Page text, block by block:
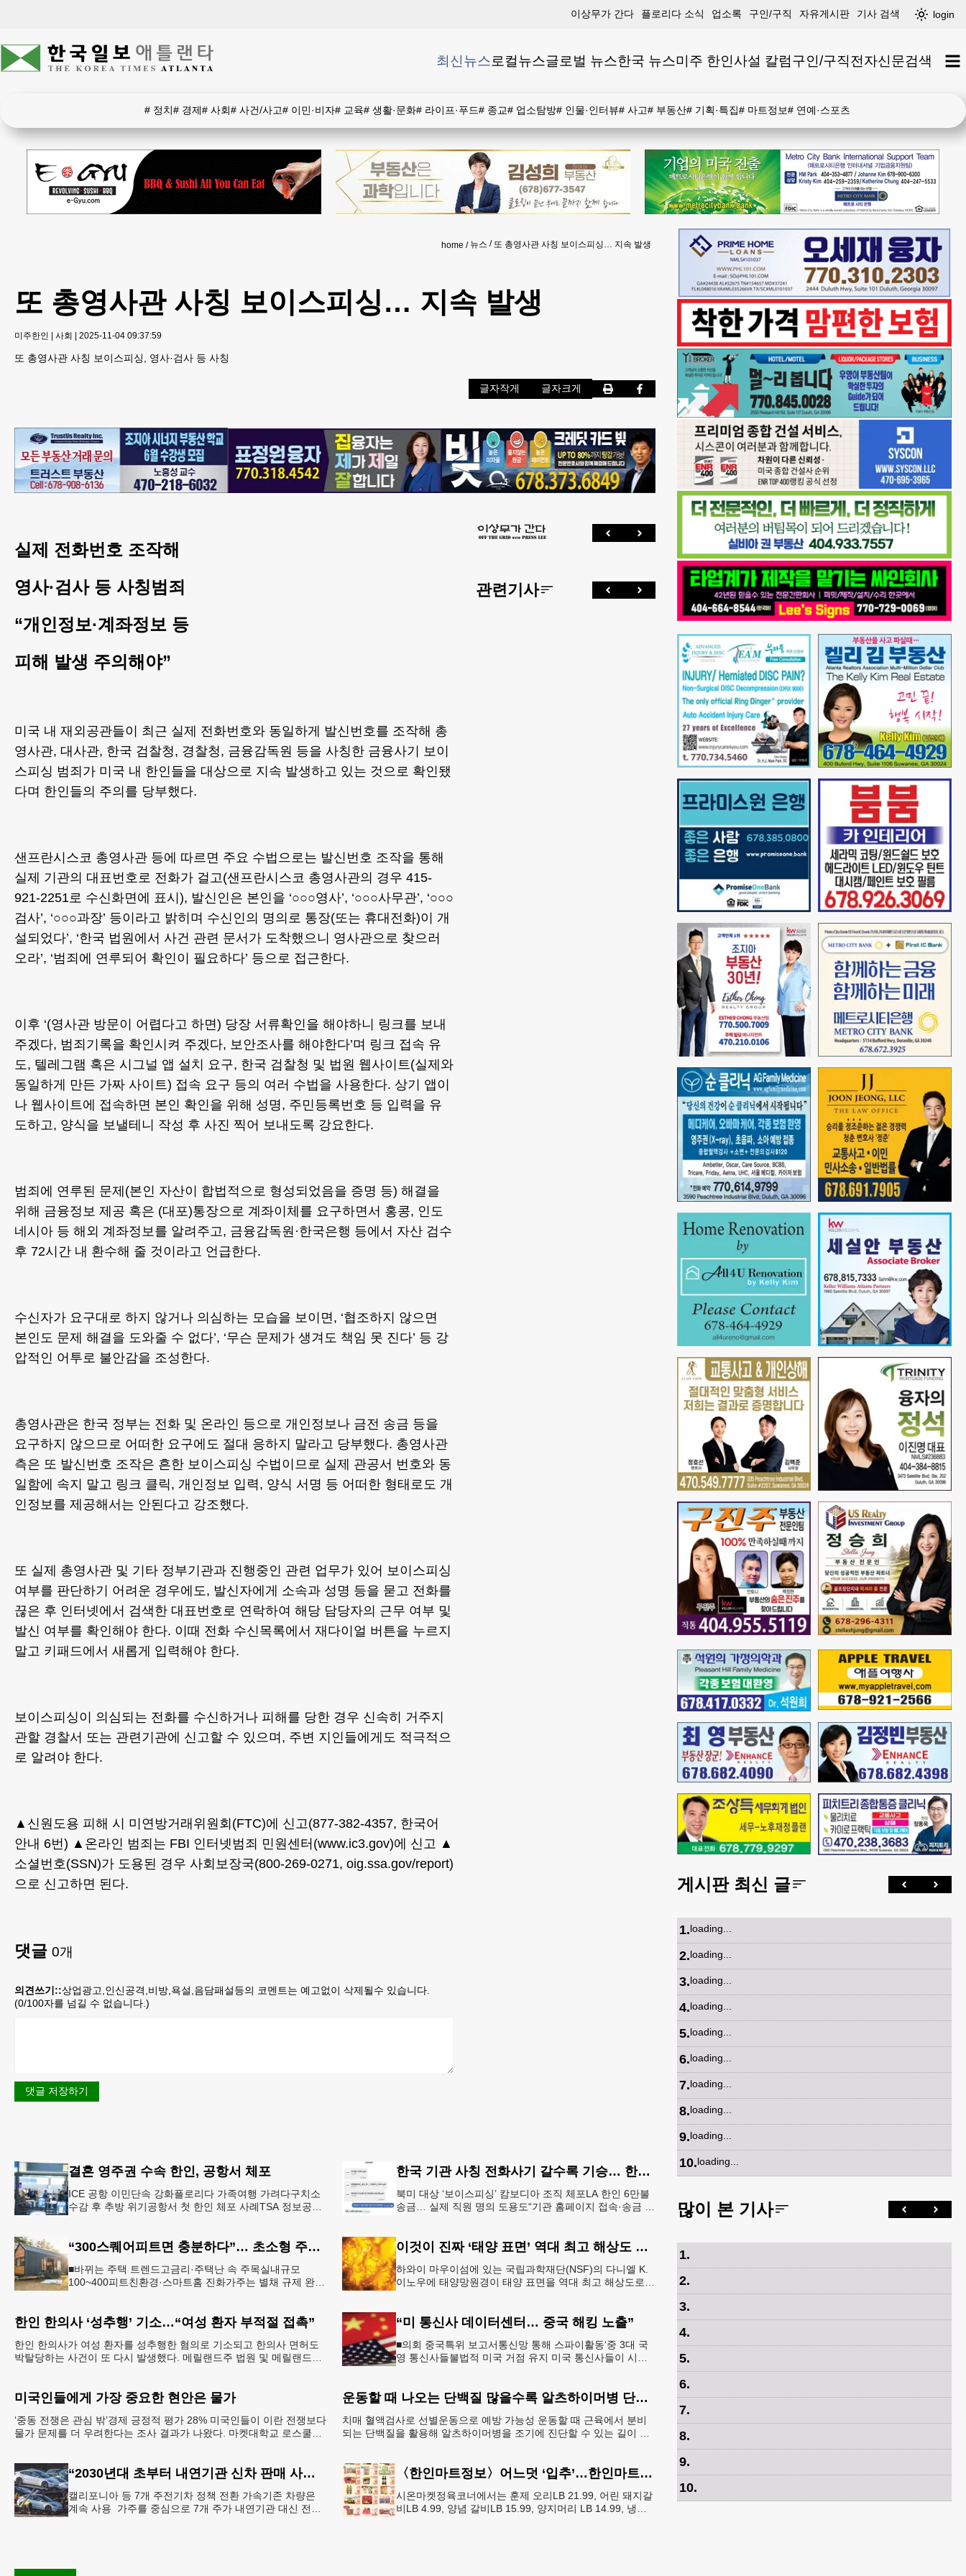
이상무가 간다 플로리다 소식 업소록 구인/구직 자유게시판 기사 검색 login
최신뉴스로컬뉴스글로벌 뉴스한국 뉴스미주 한인사설 칼럼구인/구직전자신문검색
# 정치# 경제# 사회# 사건/사고# 이민·비자# 교육# 생활·문화# 라이프·푸드# 종교# 업소탐방# 인물·인터뷰# 사고# 부동산# 기획·특집# 마트정보# 연예·스포츠
home 뉴스 또 총영사관 사칭 보이스피싱… 지속 발생
또 총영사관 사칭 보이스피싱… 지속 발생
미주한인 | 사회 | 2025-11-04 09:37:59
또 총영사관 사칭 보이스피싱, 영사·검사 등 사칭
글자작게 글자크게
실제 전화번호 조작해
영사·검사 등 사칭범죄
“개인정보·계좌정보 등
피해 발생 주의해야”
미국 내 재외공관들이 최근 실제 전화번호와 동일하게 발신번호를 조작해 총
영사관, 대사관, 한국 검찰청, 경찰청, 금융감독원 등을 사칭한 금융사기 보이
스피싱 범죄가 미국 내 한인들을 대상으로 지속 발생하고 있는 것으로 확인됐
다며 한인들의 주의를 당부했다.
샌프란시스코 총영사관 등에 따르면 주요 수법으로는 발신번호 조작을 통해
실제 기관의 대표번호로 전화가 걸고(샌프란시스코 총영사관의 경우 415-
921-2251로 수신화면에 표시), 발신인은 본인을 ‘○○○영사’, ‘○○○사무관’, ‘○○○
검사’, ‘○○○과장’ 등이라고 밝히며 수신인의 명의로 통장(또는 휴대전화)이 개
설되었다’, ‘한국 법원에서 사건 관련 문서가 도착했으니 영사관으로 찾으러
오라’, ‘범죄에 연루되어 확인이 필요하다’ 등으로 접근한다.
이후 ‘(영사관 방문이 어렵다고 하면) 당장 서류확인을 해야하니 링크를 보내
주겠다, 범죄기록을 확인시켜 주겠다, 보안조사를 해야한다’며 링크 접속 유
도, 텔레그램 혹은 시그널 앱 설치 요구, 한국 검찰청 및 법원 웹사이트(실제와
동일하게 만든 가짜 사이트) 접속 요구 등의 여러 수법을 사용한다. 상기 앱이
나 웹사이트에 접속하면 본인 확인을 위해 성명, 주민등록번호 등 입력을 유
도하고, 양식을 보낼테니 작성 후 사진 찍어 보내도록 강요한다.
범죄에 연루된 문제(본인 자산이 합법적으로 형성되었음을 증명 등) 해결을
위해 금융정보 제공 혹은 (대포)통장으로 계좌이체를 요구하면서 홍콩, 인도
네시아 등 해외 계좌정보를 알려주고, 금융감독원·한국은행 등에서 자산 검수
후 72시간 내 환수해 줄 것이라고 언급한다.
수신자가 요구대로 하지 않거나 의심하는 모습을 보이면, ‘협조하지 않으면
본인도 문제 해결을 도와줄 수 없다’, ‘무슨 문제가 생겨도 책임 못 진다’ 등 강
압적인 어투로 불안감을 조성한다.
총영사관은 한국 정부는 전화 및 온라인 등으로 개인정보나 금전 송금 등을
요구하지 않으므로 어떠한 요구에도 절대 응하지 말라고 당부했다. 총영사관
측은 또 발신번호 조작은 흔한 보이스피싱 수법이므로 실제 관공서 번호와 동
일함에 속지 말고 링크 클릭, 개인정보 입력, 양식 서명 등 어떠한 형태로도 개
인정보를 제공해서는 안된다고 강조했다.
또 실제 총영사관 및 기타 정부기관과 진행중인 관련 업무가 있어 보이스피싱
여부를 판단하기 어려운 경우에도, 발신자에게 소속과 성명 등을 묻고 전화를
끊은 후 인터넷에서 검색한 대표번호로 연락하여 해당 담당자의 근무 여부 및
발신 여부를 확인해야 한다. 이때 전화 수신목록에서 재다이얼 버튼을 누르지
말고 키패드에서 새롭게 입력해야 한다.
보이스피싱이 의심되는 전화를 수신하거나 피해를 당한 경우 신속히 거주지
관할 경찰서 또는 관련기관에 신고할 수 있으며, 주변 지인들에게도 적극적으
로 알려야 한다.
▲신원도용 피해 시 미연방거래위원회(FTC)에 신고(877-382-4357, 한국어
안내 6번) ▲온라인 범죄는 FBI 인터넷범죄 민원센터(www.ic3.gov)에 신고 ▲
소셜번호(SSN)가 도용된 경우 사회보장국(800-269-0271, oig.ssa.gov/report)
으로 신고하면 된다.
댓글 0개
의견쓰기::상업광고,인신공격,비방,욕설,음담패설등의 코멘트는 예고없이 삭제될수 있습니다.
(0/100자를 넘길 수 없습니다.)
댓글 저장하기
관련기사
결혼 영주권 수속 한인, 공항서 체포
ICE 공항 이민단속 강화플로리다 가족여행 가려다구치소
수감 후 추방 위기공항서 첫 한인 체포 사례TSA 정보공유
한국 기관 사칭 전화사기 갈수록 기승… 한인 123억 피해
북미 대상 ‘보이스피싱’ 캄보디아 조직 체포LA 한인 6만불
송금… 실제 직원 명의 도용도“기관 홈페이지 접속·송금 요
“300스퀘어피트면 충분하다”… 초소형 주택 열풍
■바뀌는 주택 트렌드고금리·주택난 속 주목실내규모
100~400피트친환경·스마트홈 진화가주는 별채 규제 완
이것이 진짜 ‘태양 표면’ 역대 최고 해상도 촬영
하와이 마우이섬에 있는 국립과학재단(NSF)의 다니엘 K.
이노우에 태양망원경이 태양 표면을 역대 최고 해상도로
한인 한의사 ‘성추행’ 기소…“여성 환자 부적절 접촉”
한인 한의사가 여성 환자를 성추행한 혐의로 기소되고 한의사 면허도
박탈당하는 사건이 또 다시 발생했다. 메릴랜드주 법원 및 메릴랜드주
“미 통신사 데이터센터… 중국 해킹 노출”
■의회 중국특위 보고서통신망 통해 스파이활동‘중 3대 국
영 통신사들불법적 미국 거점 유지 미국 통신사들이 시스
미국인들에게 가장 중요한 현안은 물가
‘중동 전쟁은 관심 밖’경제 긍정적 평가 28% 미국인들이 이란 전쟁보다
물가 문제를 더 우려한다는 조사 결과가 나왔다. 마켓대학교 로스쿨은
운동할 때 나오는 단백질 많을수록 알츠하이머병 단백질 감소
치매 혈액검사로 선별운동으로 예방 가능성 운동할 때 근육에서 분비
되는 단백질을 활용해 알츠하이머병을 조기에 진단할 수 있는 길이 열
“2030년대 초부터 내연기관 신차 판매 사실상 종료”
캘리포니아 등 7개 주전기차 정책 전환 가속기존 차량은
계속 사용 가주를 중심으로 7개 주가 내연기관 대신 전기
〈한인마트정보〉어느덧 ‘입추’…한인마트 먹거리로 가족 입맛 챙기기
시온마켓정육코너에서는 훈제 오리LB 21.99, 어린 돼지갈
비LB 4.99, 양념 갈비LB 15.99, 양지머리 LB 14.99, 냉장
게시판 최신 글
1.loading...
2.loading...
3.loading...
4.loading...
5.loading...
6.loading...
7.loading...
8.loading...
9.loading...
10.loading...
많이 본 기사
1.
2.
3.
4.
5.
6.
7.
8.
9.
10.